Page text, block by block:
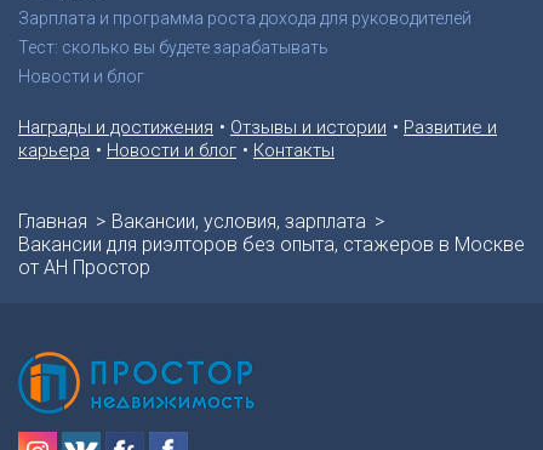
Зарплата и программа роста дохода для руководителей
Тест: сколько вы будете зарабатывать
Новости и блог
Награды и достижения • Отзывы и истории • Развитие и
карьера • Новости и блог • Контакты
Главная
Вакансии, условия, зарплата
Вакансии для риэлторов без опыта, стажеров в Москве
от АН Простор